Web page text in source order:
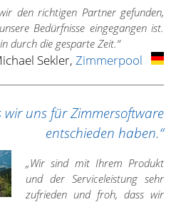
den richtigen Partner gefunden,
Bedürfnisse eingegangen ist.
durch die gesparte Zeit.“
Sekler, Zimmerpool
wir uns für Zimmersoftware
entschieden haben.“
„Wir sind mit Ihrem Produkt
und der Serviceleistung sehr
zufrieden und froh, dass wir